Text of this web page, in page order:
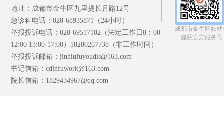
地址：成都市金牛区九里提长月路12号
急诊科电话：028-68935871（24小时）
举报投诉电话：028-69517102（法定工作日8：00-
12:00 13:00-17:00）18280267738（非工作时间）
举报投诉邮箱：jinniufuyoudis@163.com
书记信箱：cdjnfuwork@163.com
院长信箱：1829434967@qq.com
成都市金牛区妇
健院官方服务号